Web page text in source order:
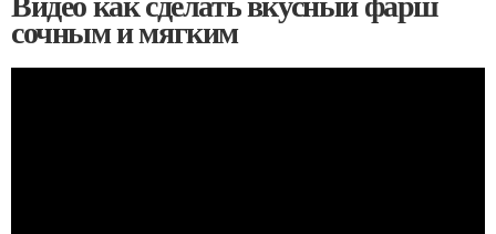
сочным и мягким